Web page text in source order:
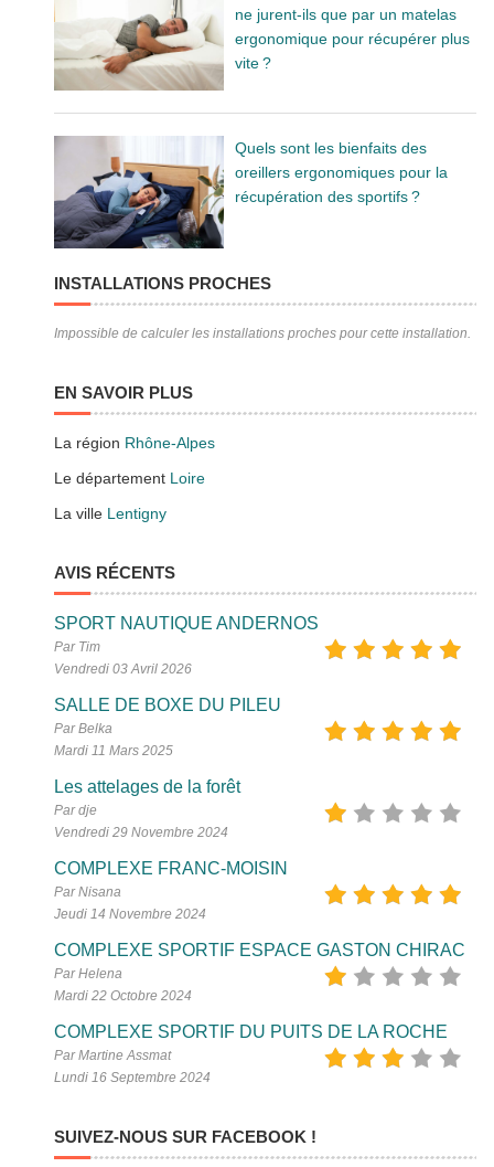
ne jurent-ils que par un matelas
ergonomique pour récupérer plus
vite ?
Quels sont les bienfaits des
oreillers ergonomiques pour la
récupération des sportifs ?
INSTALLATIONS PROCHES
Impossible de calculer les installations proches pour cette installation.
EN SAVOIR PLUS
La région Rhône-Alpes
Le département Loire
La ville Lentigny
AVIS RÉCENTS
SPORT NAUTIQUE ANDERNOS
Par Tim
Vendredi 03 Avril 2026
SALLE DE BOXE DU PILEU
Par Belka
Mardi 11 Mars 2025
Les attelages de la forêt
Par dje
Vendredi 29 Novembre 2024
COMPLEXE FRANC-MOISIN
Par Nisana
Jeudi 14 Novembre 2024
COMPLEXE SPORTIF ESPACE GASTON CHIRAC
Par Helena
Mardi 22 Octobre 2024
COMPLEXE SPORTIF DU PUITS DE LA ROCHE
Par Martine Assmat
Lundi 16 Septembre 2024
SUIVEZ-NOUS SUR FACEBOOK !